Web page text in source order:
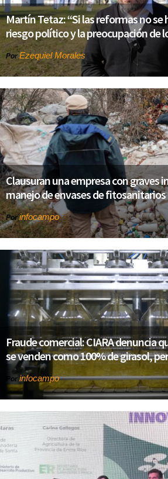
Martín Tetaz: “Si las reformas no se
riesgo político y la preocupación de
PorEzequiel Morales
Clausuran una empresa con graves
manejo de envases de fitosanitarios
Porinfocampo
Fraude comercial: CIARA denuncia
se venden como 100% de girasol,
Por infocampo